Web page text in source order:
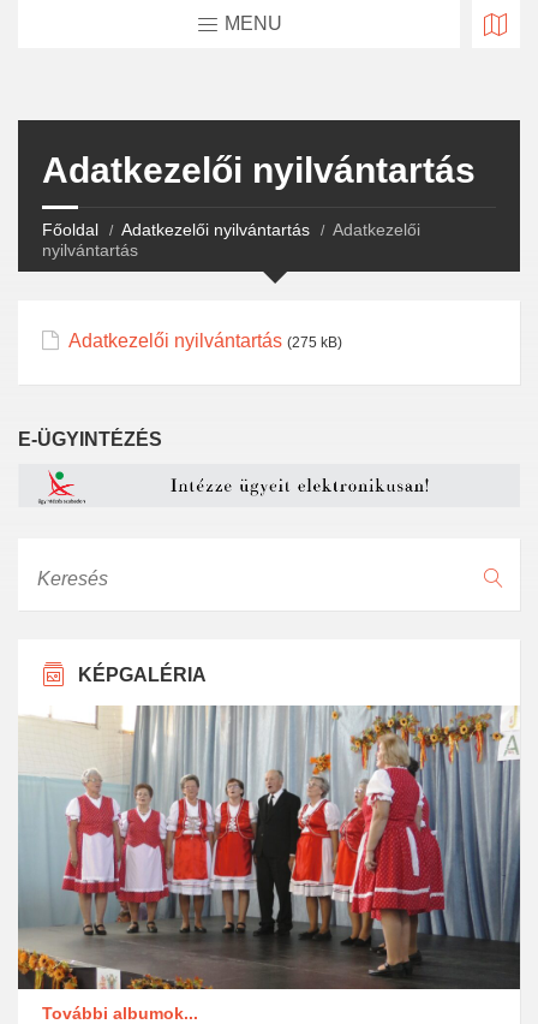
MENU
Adatkezelői nyilvántartás
Főoldal Adatkezelői nyilvántartás
Adatkezelői
nyilvántartás
Adatkezelői nyilvántartás (275 kB)
E-ÜGYINTÉZÉS
KÉPGALÉRIA
További albumok...